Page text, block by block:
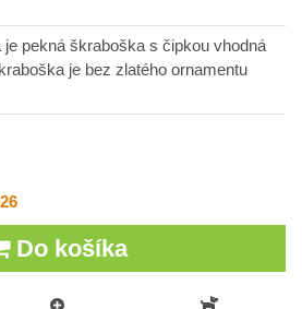
je pekná škraboška s čipkou vhodná
je bez zlatého ornamentu
Do košíka